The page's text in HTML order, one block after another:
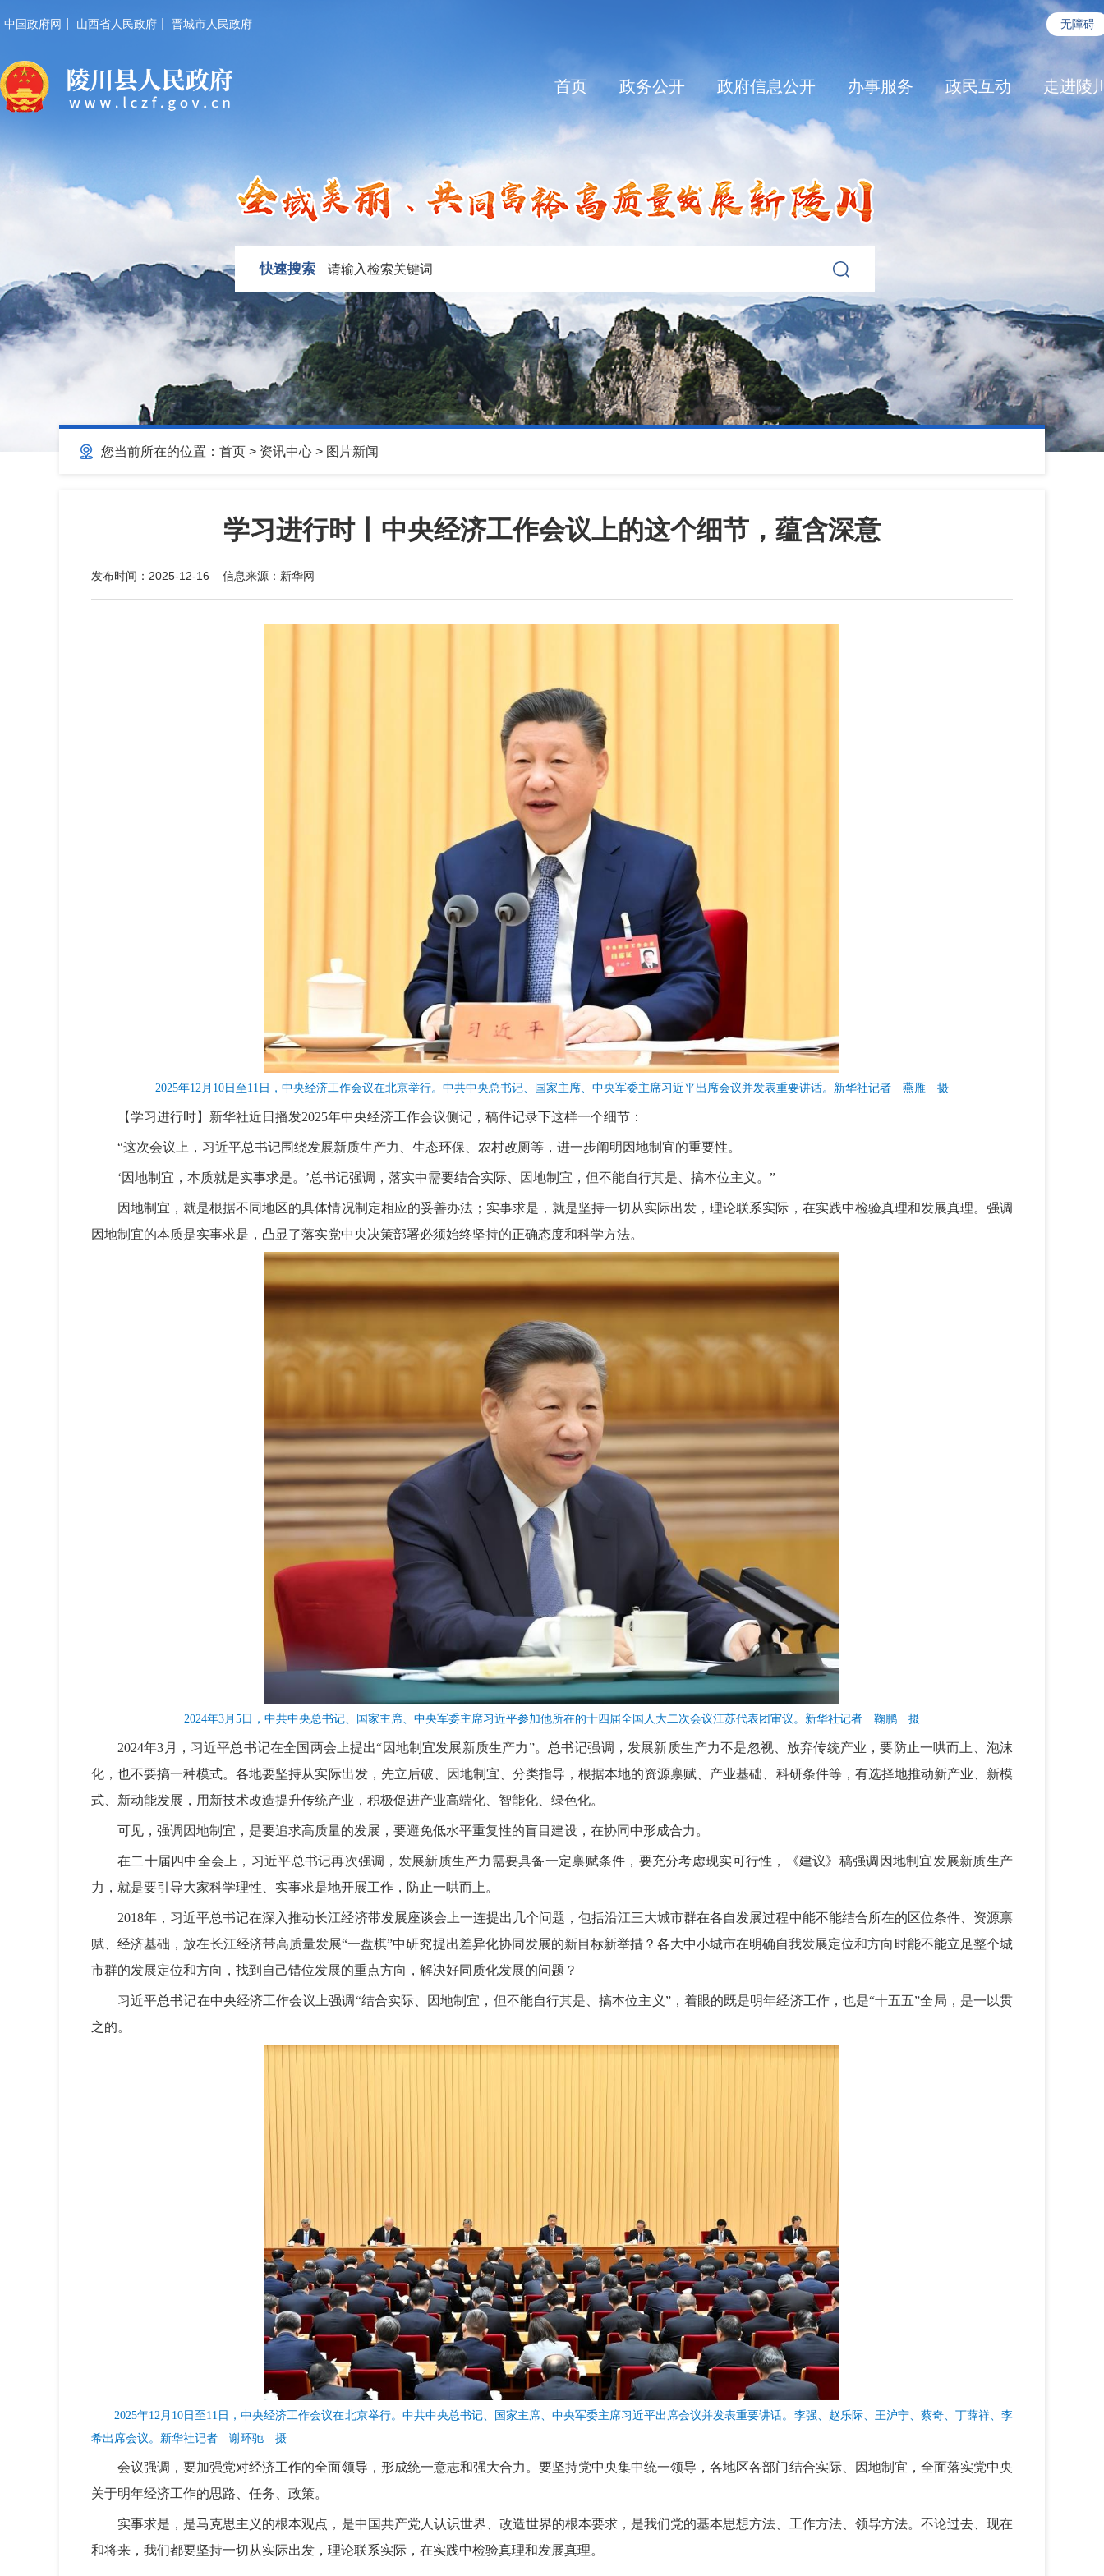
中国政府网 山西省人民政府 晋城市人民政府 无障碍
首页 政务公开 政府信息公开 办事服务 政民互动 走进陵
快速搜索
您当前所在的位置： 首页 > 资讯中心 > 图片新闻
学习进行时丨中央经济工作会议上的这个细节，蕴含深意
发布时间： 2025-12-16 信息来源： 新华网
2025年12月10日至11日，中央经济工作会议在北京举行。中共中央总书记、国家主席、中央军委主席习近平出席会议并发表重要讲话。新华社记者 燕雁 摄
【学习进行时】新华社近日播发2025年中央经济工作会议侧记，稿件记录下这样一个细节：
“这次会议上，习近平总书记围绕发展新质生产力、生态环保、农村改厕等，进一步阐明因地制宜的重要性。
‘因地制宜，本质就是实事求是。’总书记强调，落实中需要结合实际、因地制宜，但不能自行其是、搞本位主义。”
因地制宜，就是根据不同地区的具体情况制定相应的妥善办法；实事求是，就是坚持一切从实际出发，理论联系实际，在实践中检验真理和发展真理。强调
因地制宜的本质是实事求是，凸显了落实党中央决策部署必须始终坚持的正确态度和科学方法。
2024年3月5日，中共中央总书记、国家主席、中央军委主席习近平参加他所在的十四届全国人大二次会议江苏代表团审议。新华社记者 鞠鹏 摄
2024年3月，习近平总书记在全国两会上提出“因地制宜发展新质生产力”。总书记强调，发展新质生产力不是忽视、放弃传统产业，要防止一哄而上、泡沫
化，也不要搞一种模式。各地要坚持从实际出发，先立后破、因地制宜、分类指导，根据本地的资源禀赋、产业基础、科研条件等，有选择地推动新产业、新模
式、新动能发展，用新技术改造提升传统产业，积极促进产业高端化、智能化、绿色化。
可见，强调因地制宜，是要追求高质量的发展，要避免低水平重复性的盲目建设，在协同中形成合力。
在二十届四中全会上，习近平总书记再次强调，发展新质生产力需要具备一定禀赋条件，要充分考虑现实可行性，《建议》稿强调因地制宜发展新质生产
力，就是要引导大家科学理性、实事求是地开展工作，防止一哄而上。
2018年，习近平总书记在深入推动长江经济带发展座谈会上一连提出几个问题，包括沿江三大城市群在各自发展过程中能不能结合所在的区位条件、资源禀
赋、经济基础，放在长江经济带高质量发展“一盘棋”中研究提出差异化协同发展的新目标新举措？各大中小城市在明确自我发展定位和方向时能不能立足整个城
市群的发展定位和方向，找到自己错位发展的重点方向，解决好同质化发展的问题？
习近平总书记在中央经济工作会议上强调“结合实际、因地制宜，但不能自行其是、搞本位主义”，着眼的既是明年经济工作，也是“十五五”全局，是一以贯
之的。
2025年12月10日至11日，中央经济工作会议在北京举行。中共中央总书记、国家主席、中央军委主席习近平出席会议并发表重要讲话。李强、赵乐际、王沪宁、蔡奇、丁薛祥、李
希出席会议。新华社记者 谢环驰 摄
会议强调，要加强党对经济工作的全面领导，形成统一意志和强大合力。要坚持党中央集中统一领导，各地区各部门结合实际、因地制宜，全面落实党中央
关于明年经济工作的思路、任务、政策。
实事求是，是马克思主义的根本观点，是中国共产党人认识世界、改造世界的根本要求，是我们党的基本思想方法、工作方法、领导方法。不论过去、现在
和将来，我们都要坚持一切从实际出发，理论联系实际，在实践中检验真理和发展真理。